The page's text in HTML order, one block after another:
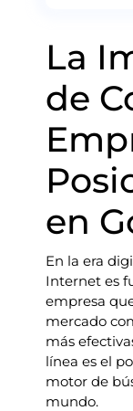
La
de
en
En la era
Internet es
empresa
mercado
más
línea es el
motor de
mundo.